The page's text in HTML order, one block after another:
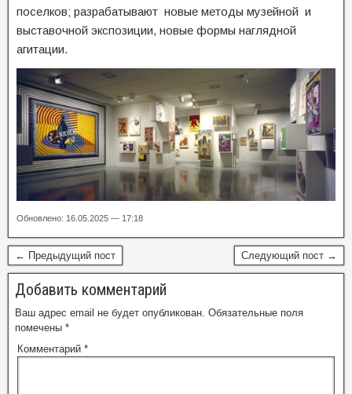
поселков; разрабатывают новые методы музейной и
выставочной экспозиции, новые формы наглядной
агитации.
Обновлено: 16.05.2025 — 17:18
← Предыдущий пост Следующий пост →
Добавить комментарий
Ваш адрес email не будет опубликован. Обязательные поля
помечены *
Комментарий *